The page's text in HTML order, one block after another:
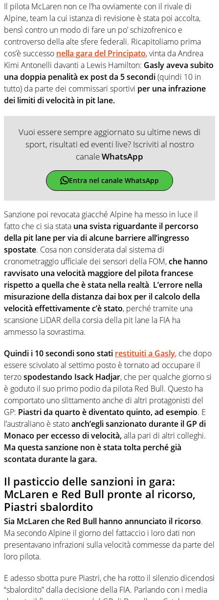
Il pilota McLaren non ce l’ha ovviamente con il rivale di
Alpine, team la cui istanza di revisione è stata poi accolta,
bensì contro un modo di fare un po’ schizofrenico e
controverso della alte sfere federali. Ricapitoliamo prima
cos’è successo nella gara del Principato, vinta da Andrea
Kimi Antonelli davanti a Lewis Hamilton: Gasly aveva subito
una doppia penalità ex post da 5 secondi(quindi 10 in
tutto) da parte dei commissari sportivi per una infrazione
dei limiti di velocità in pit lane.
Vuoi essere sempre aggiornato su ultime news di
sport, risultati ed eventi live? Iscriviti al nostro
canaleWhatsApp
Entra nel canale WhatsApp
Sanzione poi revocata giacché Alpine ha messo in luce il
fatto che ci sia stata una svista riguardante il percorso
della pit lane per via di alcune barriere all’ingresso
spostate. Cosa non considerata dal sistema di
cronometraggio ufficiale dei sensori della FOM,che hanno
ravvisato una velocità maggiore del pilota francese
rispetto a quella che è stata nella realtà. L’errore nella
misurazione della distanza dai box per il calcolo della
velocità effettivamente c’è stato, perché tramite una
scansione LiDAR della corsia della pit lane la FIA ha
ammesso la sovrastima.
Quindi i 10 secondi sono stati restituiti a Gasly, che dopo
essere scivolato al settimo posto è tornato ad occupare il
terzospodestando Isack Hadjar, che per qualche giorno si
è goduto il suo primo podio da pilota Red Bull. Questo ha
comportato uno slittamento anche di altri protagonisti del
GP: Piastri da quarto è diventato quinto, ad esempio. E
l’australiano è statoanch’egli sanzionato durante il GP di
Monaco per eccesso di velocità,alla pari di altri colleghi.
Ma questa sanzione non è stata tolta perché già
scontata durante la gara.
Il pasticcio delle sanzioni in gara:
McLaren e Red Bull pronte al ricorso,
Piastri sbalordito
Sia McLaren che Red Bull hanno annunciato il ricorso.
Ma secondo Alpine il giorno del fattaccio i loro dati non
presentavano infrazioni sulla velocità commesse da parte del
loro pilota.
E adesso sbotta pure Piastri, che ha rotto il silenzio dicendosi
“sbalordito” dalla decisione della FIA. Parlando con i media